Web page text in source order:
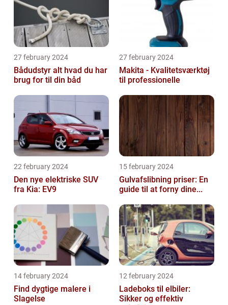
27 february 2024
Bådudstyr alt hvad du har
brug for til din båd
27 february 2024
Makita - Kvalitetsværktøj
til professionelle
22 february 2024
Den nye elektriske SUV
fra Kia: EV9
15 february 2024
Gulvafslibning priser: En
guide til at forny dine...
14 february 2024
Find dygtige malere i
Slagelse
12 february 2024
Ladeboks til elbiler:
Sikker og effektiv